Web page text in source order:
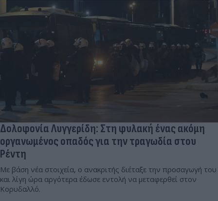
Δολοφονία Λυγγερίδη: Στη φυλακή ένας ακόμη
οργανωμένος οπαδός για την τραγωδία στου
Ρέντη
Με βάση νέα στοιχεία, ο ανακριτής διέταξε την προσαγωγή του
και λίγη ώρα αργότερα έδωσε εντολή να μεταφερθεί στον
Κορυδαλλό.